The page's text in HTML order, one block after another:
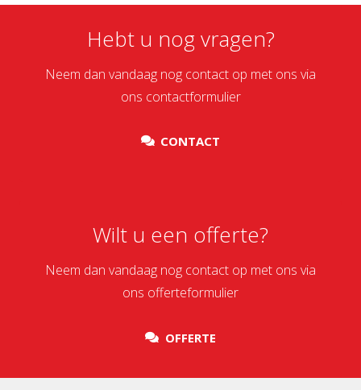
Deceuninck
Hebt u nog vragen?
Neem dan vandaag nog contact op met ons via
ons contactformulier
CONTACT
Wilt u een offerte?
Neem dan vandaag nog contact op met ons via
ons offerteformulier
OFFERTE